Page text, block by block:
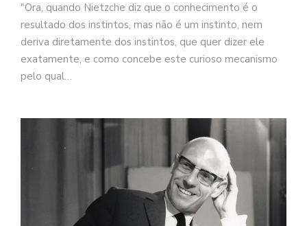
"Ora, quando Nietzche diz que o conhecimento é o
resultado dos instintos, mas não é um instinto, nem
deriva diretamente dos instintos, que quer dizer ele
exatamente, e como concebe este curioso mecanismo
pelo qual…